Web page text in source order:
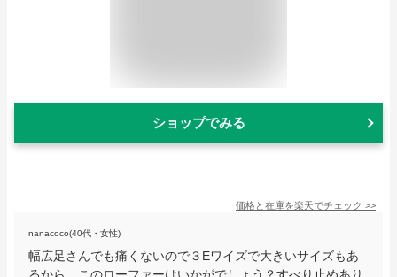
ショップでみる
価格と在庫を楽天でチェック >>
nanacoco(40代・女性)
幅広足さんでも痛くないので３Eワイズで大きいサイズもあ